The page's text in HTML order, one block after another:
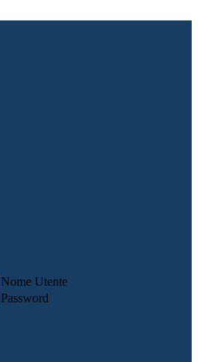
Nome Utente
Password